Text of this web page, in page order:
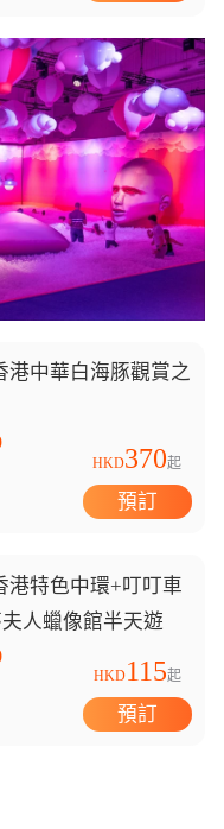
港中華白海豚觀賞之
HKD370起
預訂
港特色中環+叮叮車
人蠟像館半天遊
HKD115起
預訂